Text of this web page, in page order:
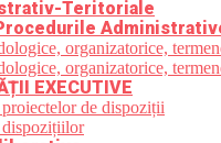
Teritoriale
organizatorice,
organizatorice,
EXECUTIVE
de dispoziții
dispozițiilor